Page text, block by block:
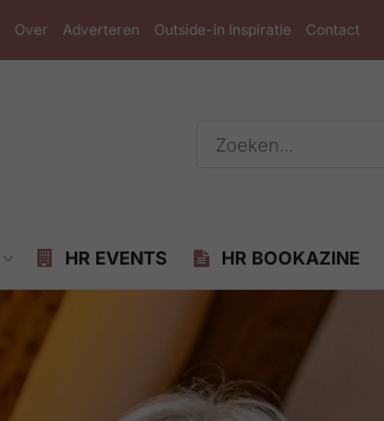
Over Adverteren Outside-in Inspiratie Contact
HR EVENTS HR BOOKAZINE